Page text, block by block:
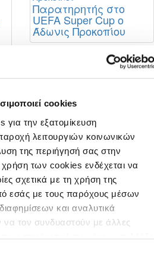
cookies
για την εξατομίκευση
λειτουργιών κοινωνικών
της περιήγησή σας στην
των cookies ενδέχεται να
σχετικά με τη χρήση της
εσάς με τους παρόχους μέσων
και αναλυτικά
να τον συνδυαστούν με άλλες
Παρατηρητής στο
UEFA Super Cup ο
Άδωνις Προκοπίου
Ορισμοί Κυπρίων
διαιτητών στο
Conference League
Το πρόγραμμα του
Πρωταθλήματος Νέων
Κ-19 Β' Κατηγορίας